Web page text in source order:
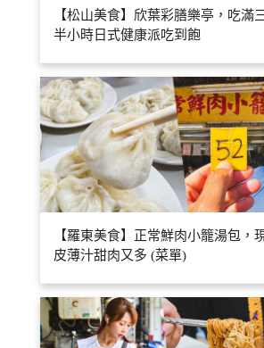
【松山美食】欣葉彩膳樂亭，吃滿
半小時日式健康派吃到飽
【羅東美食】正常鮮肉小籠湯包，
皮薄汁甜肉又多 (菜單)